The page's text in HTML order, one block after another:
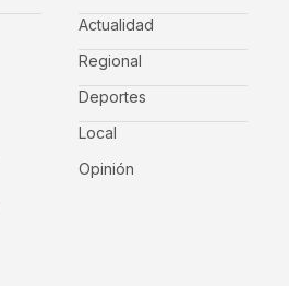
Actualidad
Regional
Deportes
Local
Opinión